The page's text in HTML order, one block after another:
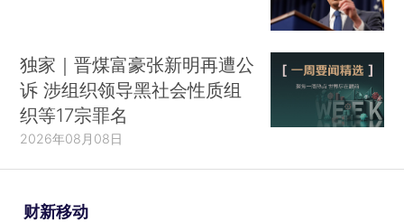
独家｜晋煤富豪张新明再遭公
诉 涉组织领导黑社会性质组
织等17宗罪名
2026年08月08日
财新移动